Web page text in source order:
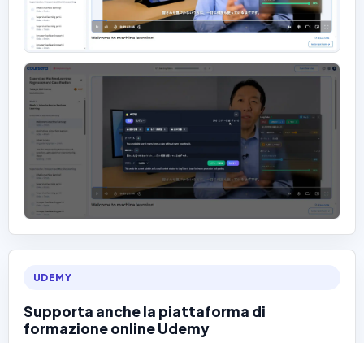
UDEMY
Supporta anche la piattaforma di
formazione online Udemy